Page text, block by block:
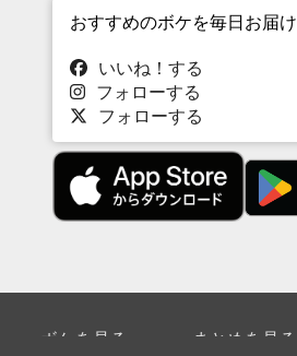
おすすめのボケを毎日お届け
いいね！する
フォローする
フォローする
ボケを見る まとめを見る